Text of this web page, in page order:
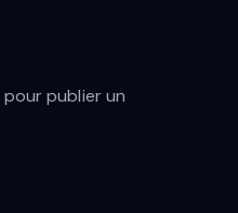
pour publier un